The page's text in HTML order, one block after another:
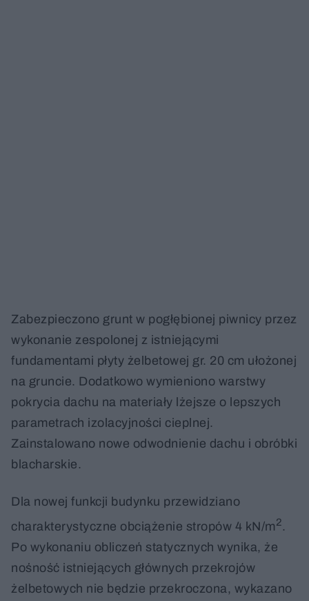
Zabezpieczono grunt w pogłębionej piwnicy przez
wykonanie zespolonej z istniejącymi
fundamentami płyty żelbetowej gr. 20 cm ułożonej
na gruncie. Dodatkowo wymieniono warstwy
pokrycia dachu na materiały lżejsze o lepszych
parametrach izolacyjności cieplnej.
Zainstalowano nowe odwodnienie dachu i obróbki
blacharskie.
Dla nowej funkcji budynku przewidziano
charakterystyczne obciążenie stropów 4 kN/m2.
Po wykonaniu obliczeń statycznych wynika, że
nośność istniejących głównych przekrojów
żelbetowych nie będzie przekroczona, wykazano